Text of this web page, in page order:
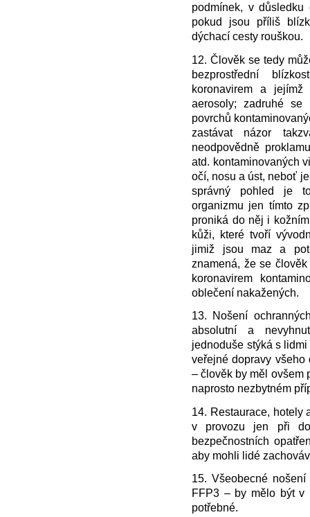
podmínek, v
pokud jsou příliš
dýchací cesty rouškou.
12. Člověk se tedy
bezprostřední
koronavirem a
aerosoly; zadruhé
povrchů
zastávat názor
neodpovědně
atd. kontaminovaných
očí, nosu a úst, neboť
správný pohled je
organizmu jen tímto
proniká do něj i
kůži, které tvoří
jimiž jsou maz a
znamená, že se
koronavirem
oblečení nakažených.
13. Nošení
absolutní a
jednoduše stýká s
veřejné dopravy všeho
– člověk by měl ovšem
naprosto nezbytném
14. Restaurace, hotely
v provozu jen při
bezpečnostních
aby mohli lidé
15. Všeobecné
FFP3 – by mělo být v
potřebné.